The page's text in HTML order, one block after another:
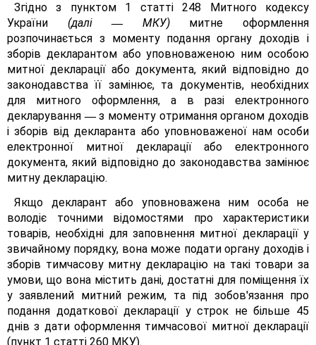
Згідно з пунктом 1 статті 248 Митного кодексу
України (далі— МКУ) митне оформлення
розпочинається з моменту подання органу доходів і
зборів декларантом або уповноваженою ним особою
митної декларації або документа, який відповідно до
законодавства її замінює, та документів, необхідних
для митного оформлення, а в разі електронного
декларування—з моменту отримання органом доходів
і зборів від декларанта або уповноваженої нам особи
електронної митної декларації або електронного
документа, який відповідно до законодавства замінює
митну декларацію.
Якщо декларант або уповноважена ним особа не
володіє точними відомостями про характеристики
товарів, необхідні для заповнення митної декларації у
звичайному порядку, вона може подати органу доходів і
зборів тимчасову митну декларацію на такі товари за
умови, що вона містить дані, достатні для поміщення їх
у заявлений митний режим, та під зобов'язання про
подання додаткової декларації у строк не більше 45
днів з дати оформлення тимчасової митної декларації
(пункт 1 статті 260 МКУ).